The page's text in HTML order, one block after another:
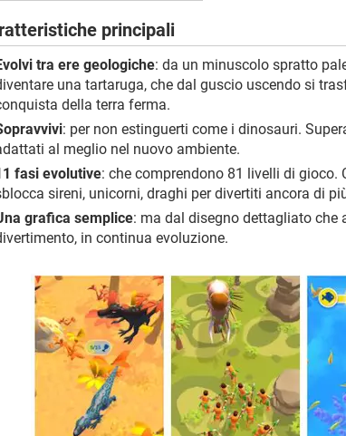
principali
tra ere geologiche: da un minuscolo spratto
una tartaruga, che dal guscio uscendo si
della terra ferma.
: per non estinguerti come i dinosauri.
al meglio nel nuovo ambiente.
fasi evolutive: che comprendono 81 livelli di
sireni, unicorni, draghi per divertiti ancora di
grafica semplice: ma dal disegno dettagliato che
in continua evoluzione.